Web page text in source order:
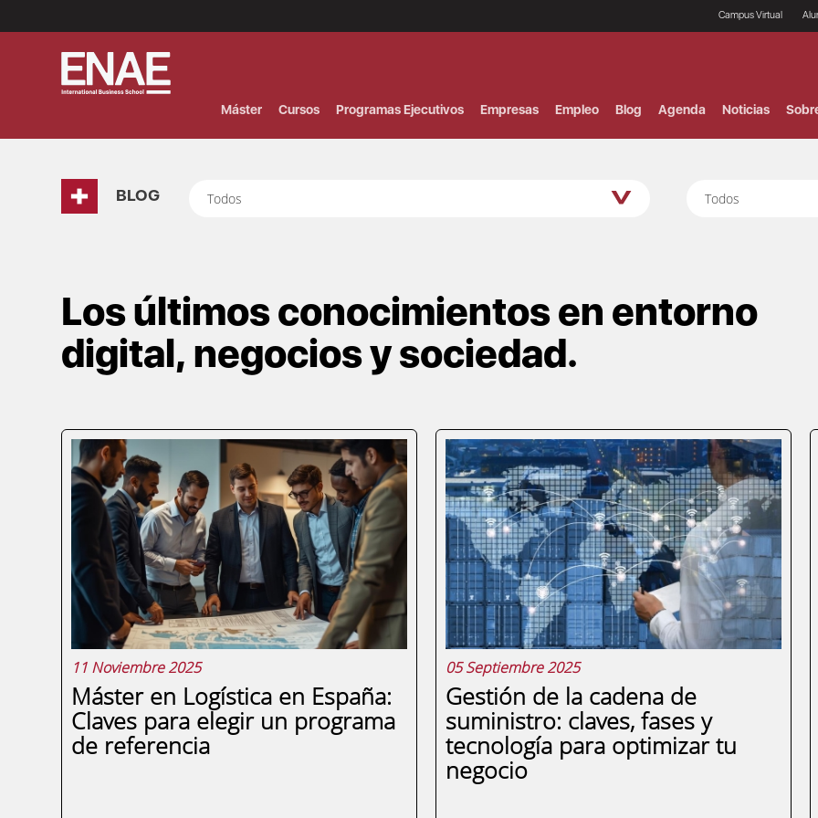
Campus Virtual
Máster Cursos Programas Ejecutivos Empresas Empleo Blog Agenda Noticias
BLOG Todos Todos
Los últimos conocimientos en entorno
digital, negocios y sociedad.
11 Noviembre 2025
Máster en Logística en España:
Claves para elegir un programa
de referencia
05 Septiembre 2025
Gestión de la cadena de
suministro: claves, fases y
tecnología para optimizar tu
negocio